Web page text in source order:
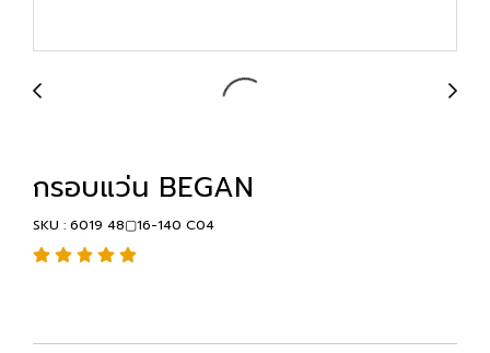
กรอบแว่น BEGAN
SKU : 6019 48▢16-140 C04